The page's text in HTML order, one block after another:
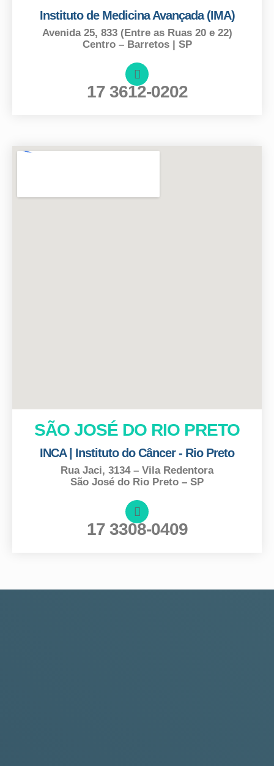
Instituto de Medicina Avançada (IMA)
Avenida 25, 833 (Entre as Ruas 20 e 22)
Centro – Barretos | SP
17 3612-0202
SÃO JOSÉ DO RIO PRETO
INCA | Instituto do Câncer - Rio Preto
Rua Jaci, 3134 – Vila Redentora
São José do Rio Preto – SP
17 3308-0409